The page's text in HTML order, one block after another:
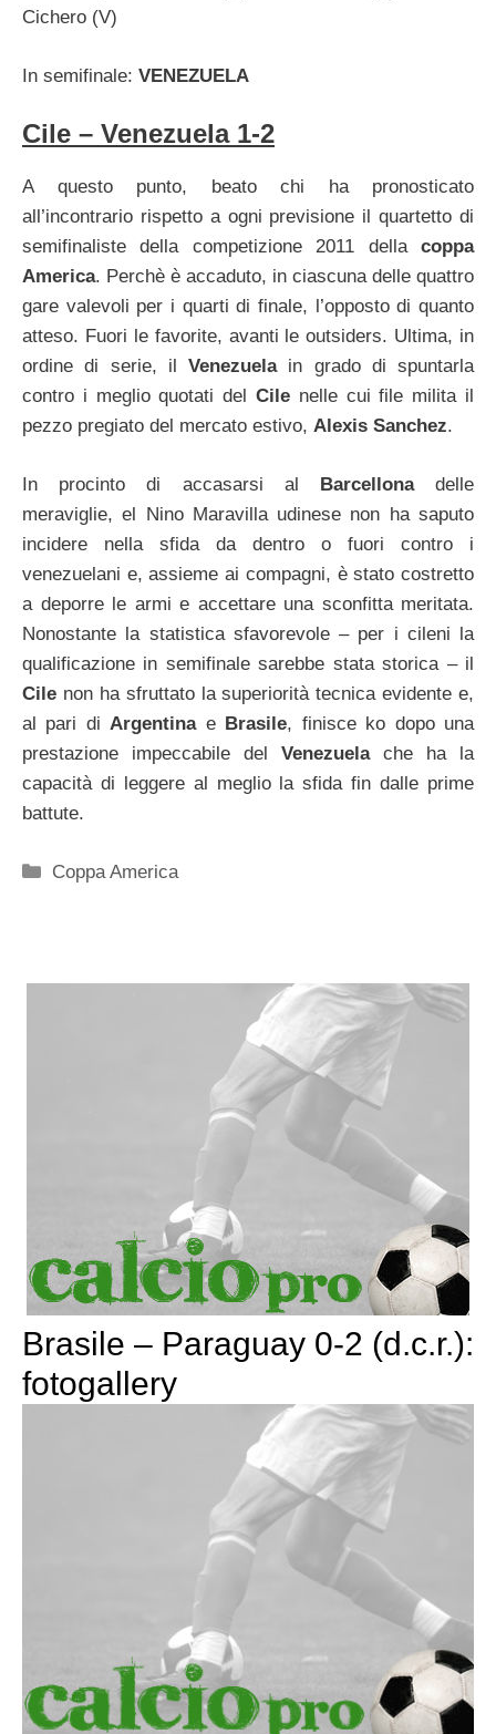
Cichero (V)
In semifinale: VENEZUELA
Cile – Venezuela 1-2
A questo punto, beato chi ha pronosticato
all’incontrario rispetto a ogni previsione il quartetto di
semifinaliste della competizione 2011 della coppa
America. Perchè è accaduto, in ciascuna delle quattro
gare valevoli per i quarti di finale, l’opposto di quanto
atteso. Fuori le favorite, avanti le outsiders. Ultima, in
ordine di serie, il Venezuela in grado di spuntarla
contro i meglio quotati del Cile nelle cui file milita il
pezzo pregiato del mercato estivo, Alexis Sanchez.
In procinto di accasarsi al Barcellonadelle
meraviglie, el Nino Maravilla udinese non ha saputo
incidere nella sfida da dentro o fuori contro i
venezuelani e, assieme ai compagni, è stato costretto
a deporre le armi e accettare una sconfitta meritata.
Nonostante la statistica sfavorevole – per i cileni la
qualificazione in semifinale sarebbe stata storica – il
Cile non ha sfruttato la superiorità tecnica evidente e,
al pari diArgentina e Brasile, finisce ko dopo una
prestazione impeccabile del Venezuela che ha la
capacità di leggere al meglio la sfida fin dalle prime
battute.
Categorie
Coppa America
Brasile – Paraguay 0-2 (d.c.r.):
fotogallery